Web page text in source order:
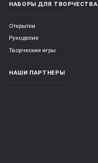
НАБОРЫ ДЛЯ ТВОРЧЕСТВА
Открытки
Рукоделие
Творческие игры
НАШИ ПАРТНЕРЫ